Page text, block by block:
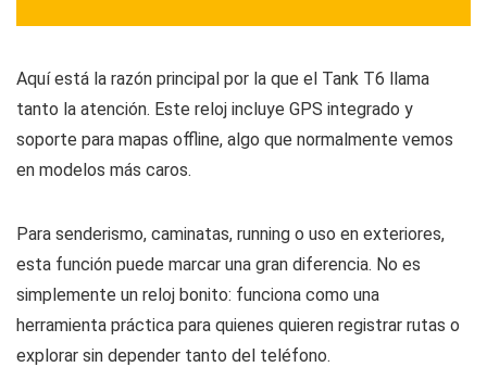
Aquí está la razón principal por la que el Tank T6 llama
tanto la atención. Este reloj incluye GPS integrado y
soporte para mapas offline, algo que normalmente vemos
en modelos más caros.
Para senderismo, caminatas, running o uso en exteriores,
esta función puede marcar una gran diferencia. No es
simplemente un reloj bonito: funciona como una
herramienta práctica para quienes quieren registrar rutas o
explorar sin depender tanto del teléfono.